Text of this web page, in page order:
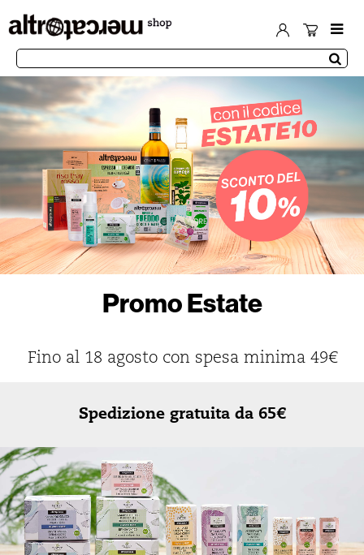
Promo Estate
Fino al 18 agosto con spesa minima 49€
Spedizione gratuita da 65€